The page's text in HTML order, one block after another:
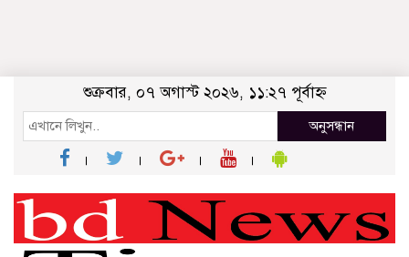
শুক্রবার, ০৭ অগাস্ট ২০২৬, ১১:২৭ পূর্বাহ্ন
অনুসন্ধান